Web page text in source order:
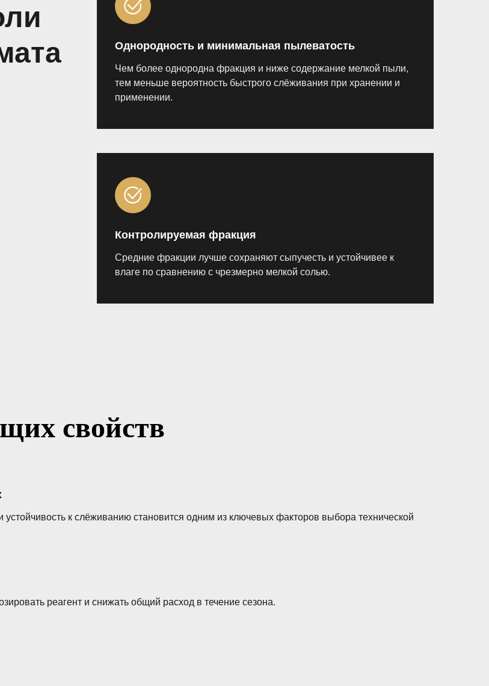
Однородность и минимальная пылеватость
Чем более однородна фракция и ниже содержание мелкой пыли,
тем меньше вероятность быстрого слёживания при хранении и
применении.
Контролируемая фракция
Средние фракции лучше сохраняют сыпучесть и устойчивее к
влаге по сравнению с чрезмерно мелкой солью.
свойств
к слёживанию становится одним из ключевых факторов выбора технической
реагент и снижать общий расход в течение сезона.